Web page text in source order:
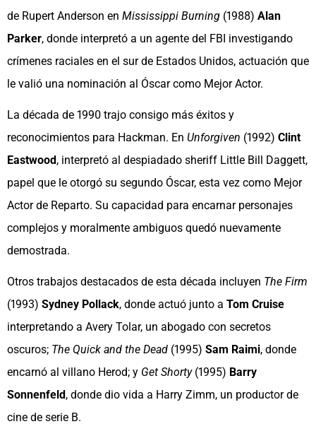
de Rupert Anderson en Mississippi Burning (1988) Alan
Parker, donde interpretó a un agente del FBI investigando
crímenes raciales en el sur de Estados Unidos, actuación que
le valió una nominación al Óscar como Mejor Actor.
La década de 1990 trajo consigo más éxitos y
reconocimientos para Hackman. En Unforgiven (1992) Clint
Eastwood , interpretó al despiadado sheriff Little Bill Daggett,
papel que le otorgó su segundo Óscar, esta vez como Mejor
Actor de Reparto. Su capacidad para encarnar personajes
complejos y moralmente ambiguos quedó nuevamente
demostrada.
Otros trabajos destacados de esta década incluyen The Firm
(1993) Sydney Pollack, donde actuó junto a Tom Cruise
interpretando a Avery Tolar, un abogado con secretos
oscuros; The Quick and the Dead (1995) Sam Raimi, donde
encarnó al villano Herod; y Get Shorty(1995) Barry
Sonnenfeld , donde dio vida a Harry Zimm, un productor de
cine de serie B.